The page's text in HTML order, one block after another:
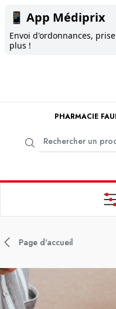
📱 App Médiprix
Envoi d'ordonnances,
plus !
PHARMACIE
Page d'accueil